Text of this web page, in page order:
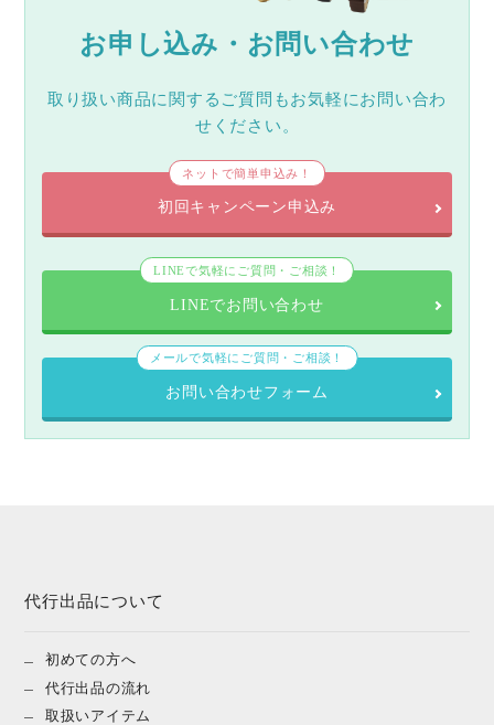
お申し込み・お問い合わせ
取り扱い商品に関するご質問もお気軽にお問い合わ
せください。
ネットで簡単申込み！
初回キャンペーン申込み
LINEで気軽にご質問・ご相談！
LINEでお問い合わせ
メールで気軽にご質問・ご相談！
お問い合わせフォーム
代行出品について
初めての方へ
代行出品の流れ
取扱いアイテム